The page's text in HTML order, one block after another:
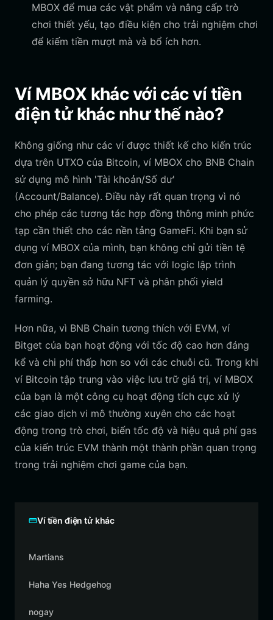
MBOX để mua các vật phẩm và nâng cấp trò
chơi thiết yếu, tạo điều kiện cho trải nghiệm chơi
để kiếm tiền mượt mà và bổ ích hơn.
Ví MBOX khác với các ví tiền
điện tử khác như thế nào?
Không giống như các ví được thiết kế cho kiến trúc
dựa trên UTXO của Bitcoin, ví MBOX cho BNB Chain
sử dụng mô hình 'Tài khoản/Số dư'
(Account/Balance). Điều này rất quan trọng vì nó
cho phép các tương tác hợp đồng thông minh phức
tạp cần thiết cho các nền tảng GameFi. Khi bạn sử
dụng ví MBOX của mình, bạn không chỉ gửi tiền tệ
đơn giản; bạn đang tương tác với logic lập trình
quản lý quyền sở hữu NFT và phân phối yield
farming.
Hơn nữa, vì BNB Chain tương thích với EVM, ví
Bitget của bạn hoạt động với tốc độ cao hơn đáng
kể và chi phí thấp hơn so với các chuỗi cũ. Trong khi
ví Bitcoin tập trung vào việc lưu trữ giá trị, ví MBOX
của bạn là một công cụ hoạt động tích cực xử lý
các giao dịch vi mô thường xuyên cho các hoạt
động trong trò chơi, biến tốc độ và hiệu quả phí gas
của kiến trúc EVM thành một thành phần quan trọng
trong trải nghiệm chơi game của bạn.
Ví tiền điện tử khác
Martians
Haha Yes Hedgehog
nogay